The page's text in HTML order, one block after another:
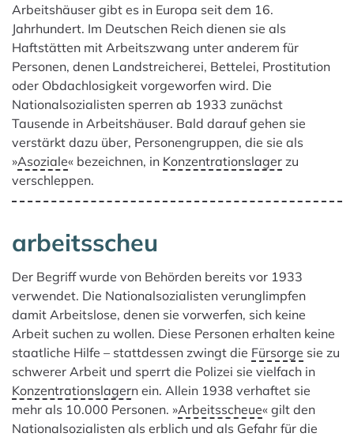
Arbeitshäuser gibt es in Europa seit dem 16.
Jahrhundert. Im Deutschen Reich dienen sie als
Haftstätten mit Arbeitszwang unter anderem für
Personen, denen Landstreicherei, Bettelei, Prostitution
oder Obdachlosigkeit vorgeworfen wird. Die
Nationalsozialisten sperren ab 1933 zunächst
Tausende in Arbeitshäuser. Bald darauf gehen sie
verstärkt dazu über, Personengruppen, die sie als
»Asoziale« bezeichnen, in Konzentrationslager zu
verschleppen.
arbeitsscheu
Der Begriff wurde von Behörden bereits vor 1933
verwendet. Die Nationalsozialisten verunglimpfen
damit Arbeitslose, denen sie vorwerfen, sich keine
Arbeit suchen zu wollen. Diese Personen erhalten keine
staatliche Hilfe – stattdessen zwingt die Fürsorge sie zu
schwerer Arbeit und sperrt die Polizei sie vielfach in
Konzentrationslagern ein. Allein 1938 verhaftet sie
mehr als 10.000 Personen. »Arbeitsscheue« gilt den
Nationalsozialisten als erblich und als Gefahr für die